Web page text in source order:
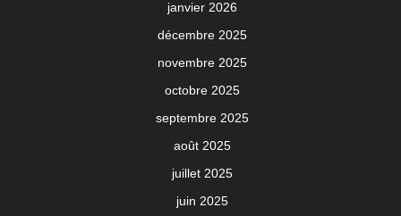
janvier 2026
décembre 2025
novembre 2025
octobre 2025
septembre 2025
août 2025
juillet 2025
juin 2025